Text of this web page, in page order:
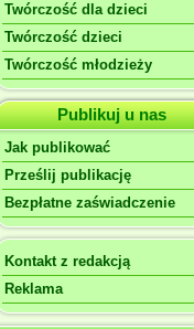
Twórczość dla dzieci
Twórczość dzieci
Twórczość młodzieży
Publikuj u nas
Jak publikować
Prześlij publikację
Bezpłatne zaświadczenie
Kontakt z redakcją
Reklama